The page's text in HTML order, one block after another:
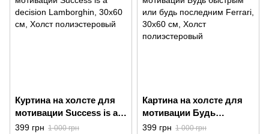
Куртина на холсте для
мотивации Success is a
decision Lamborghin
399 грн 1 000 грн
Картина на холсте для
мотивации Будь
быстрым или будь
399 грн 1 000 грн